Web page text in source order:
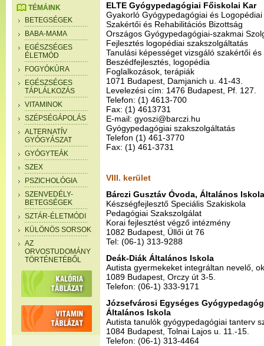
TÉMÁINK
BETEGSÉGEK
BABA-MAMA
EGÉSZSÉGES
ÉLETMÓD
FOGYÓKÚRA
EGÉSZSÉGES
TÁPLÁLKOZÁS
VITAMINOK
SZÉPSÉGÁPOLÁS
ALTERNATÍV
GYÓGYÁSZAT
GYÓGYTEÁK
SZEX
PSZICHOLÓGIA
SZENVEDÉLY-
BETEGSÉGEK
SZTÁR-ÉLETMÓDI
KÜLÖNÖS SORSOK
AZ
ORVOSTUDOMÁNY
TÖRTÉNETÉBŐL
ELTE Gyógypedagógiai Főiskolai Kar
Gyakorló Gyógypedagógiai és
Szakértői és Rehabilitációs Bizottság
Országos Gyógypedagógiai-szakmai
Fejlesztés logopédiai szakszolgáltatás
Tanulási képességet vizsgáló szakértői
Beszédfejlesztés, logopédia
Foglalkozások, terápiák
1071 Budapest, Damjanich u. 41-43.
Levelezési cím: 1476 Budapest, Pf. 127.
Telefon: (1) 4613-700
Fax: (1) 4613731
E-mail: gyoszi@barczi.hu
Gyógypedagógiai szakszolgáltatás
Telefon (1) 461-3770
Fax: (1) 461-3731
VIII. kerület
Bárczi Gusztáv Óvoda, Általános Iskola
Készségfejlesztő Speciális Szakiskola
Pedagógiai Szakszolgálat
Korai fejlesztést végző intézmény
1082 Budapest, Üllői út 76
Tel: (06-1) 313-9288
Deák-Diák Általános Iskola
Autista gyermekeket integráltan nevelő,
1089 Budapest, Orczy út 3-5.
Telefon: (06-1) 333-9171
Józsefvárosi Egységes
Általános Iskola
Autista tanulók gyógypedagógiai tanterv
1084 Budapest, Tolnai Lajos u. 11.-15.
Telefon: (06-1) 313-4464